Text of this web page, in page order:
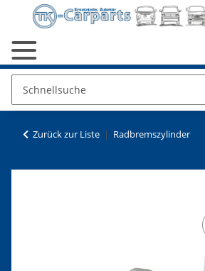
Zurück zur Liste Radbremszylinder